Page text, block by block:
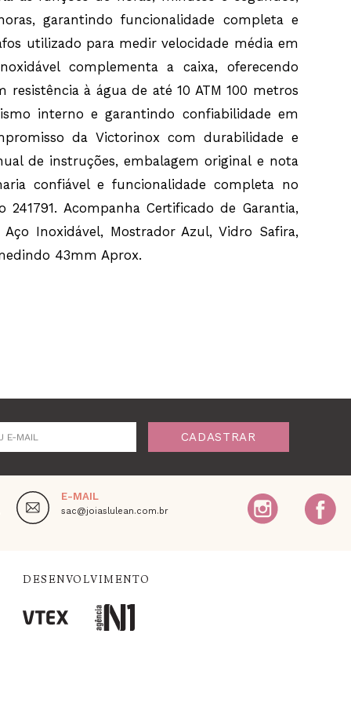
garantindo funcionalidade completa e
utilizado para medir velocidade média em
complementa a caixa, oferecendo
à água de até 10 ATM 100 metros
interno e garantindo confiabilidade em
da Victorinox com durabilidade e
de instruções, embalagem original e nota
confiável e funcionalidade completa no
Acompanha Certificado de Garantia,
Inoxidável, Mostrador Azul, Vidro Safira,
43mm Aprox.
E-MAIL CADASTRAR
E-MAIL
sac@joiaslulean.com.br
DESENVOLVIMENTO